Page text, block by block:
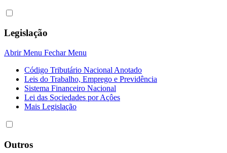
Legislação
Abrir Menu Fechar Menu
Código Tributário Nacional Anotado
Leis do Trabalho, Emprego e Previdência
Sistema Financeiro Nacional
Lei das Sociedades por Açôes
Mais Legislação
Outros